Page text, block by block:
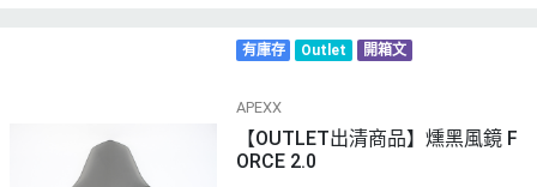
有庫存 Outlet 開箱文
APEXX
【OUTLET出清商品】燻黑風鏡 F
ORCE 2.0